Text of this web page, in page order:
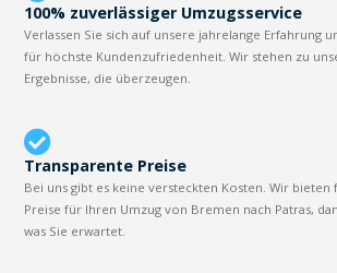
100% zuverlässiger Umzugsservice
Verlassen Sie sich auf unsere jahrelange Erfahrung
für höchste Kundenzufriedenheit. Wir stehen zu
Ergebnisse, die überzeugen.
Transparente Preise
Bei uns gibt es keine versteckten Kosten. Wir
Preise für Ihren Umzug von Bremen nach Patras,
was Sie erwartet.